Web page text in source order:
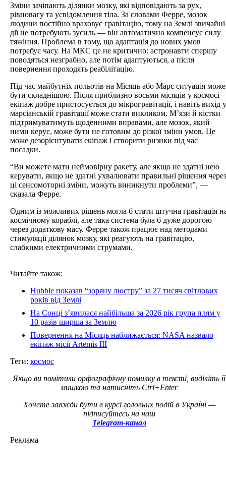
Зміни зачіпають ділянки мозку, які відповідають за рух,
рівновагу та усвідомлення тіла. За словами Ферре, мозок
людини постійно враховує гравітацію, тому на Землі звичайні
дії не потребують зусиль — він автоматично компенсує силу
тяжіння. Проблема в тому, що адаптація до нових умов
потребує часу. На МКС це не критично: астронавти спершу
поводяться незграбно, але потім адаптуються, а після
повернення проходять реабілітацію.
Під час майбутніх польотів на Місяць або Марс ситуація може
бути складнішою. Після приблизно восьми місяців у космосі
екіпаж добре пристосується до мікрогравітації, і навіть вихід у
марсіанській гравітації може стати викликом. М’язи й кістки
підтримуватимуть щоденними вправами, але мозок, який
ними керує, може бути не готовим до різкої зміни умов. Це
може дезорієнтувати екіпаж і створити ризики під час
посадки.
“Ви можете мати неймовірну ракету, але якщо не здатні нею
керувати, якщо не здатні ухвалювати правильні рішення через
ці сенсомоторні зміни, можуть виникнути проблеми”, —
сказала Ферре.
Одним із можливих рішень могла б стати штучна гравітація
космічному кораблі, але така система була б дуже дорогою
через додаткову масу. Ферре також працює над методами
стимуляції ділянок мозку, які реагують на гравітацію,
слабкими електричними струмами.
Читайте також:
Hubble показав “зоряну люстру” за 27 тисяч світлових
років від Землі
На Сонці з’явилася найбільша за 2026 рік група плям у
10 разів ширша за Землю
Повернення на Місяць наближається: NASA назвало
екіпаж місії Artemis III
Теги: космос
Якщо ви помітили орфографічну помилку в тексті, виділіть її
мишкою та натисніть Ctrl+Enter
Хочете завжди бути в курсі головних подій в Україні —
підписуйтесь на наш
Telegram-канал
Реклама